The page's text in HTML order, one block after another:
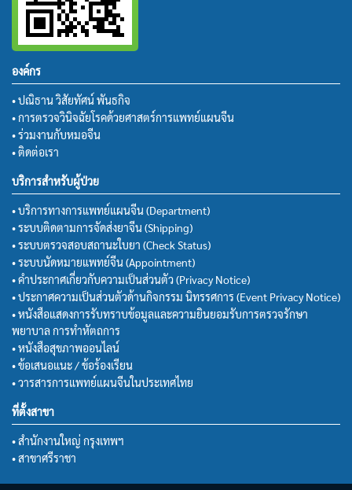
องค์กร
• ปณิธาน วิสัยทัศน์ พันธกิจ
• การตรวจวินิจฉัยโรคด้วยศาสตร์การแพทย์แผนจีน
• ร่วมงานกับหมอจีน
• ติดต่อเรา
บริการสำหรับผู้ป่วย
• บริการทางการแพทย์แผนจีน (Department)
• ระบบติดตามการจัดส่งยาจีน (Shipping)
• ระบบตรวจสอบสถานะใบยา (Check Status)
• ระบบนัดหมายแพทย์จีน (Appointment)
• คำประกาศเกี่ยวกับความเป็นส่วนตัว (Privacy Notice)
• ประกาศความเป็นส่วนตัวด้านกิจกรรม นิทรรศการ (Event Privacy Notice)
• หนังสือแสดงการรับทราบข้อมูลและความยินยอมรับการตรวจรักษา
พยาบาล การทำหัตถการ
• หนังสือสุขภาพออนไลน์
• ข้อเสนอแนะ / ข้อร้องเรียน
• วารสารการแพทย์แผนจีนในประเทศไทย
ที่ตั้งสาขา
• สำนักงานใหญ่ กรุงเทพฯ
• สาขาศรีราชา